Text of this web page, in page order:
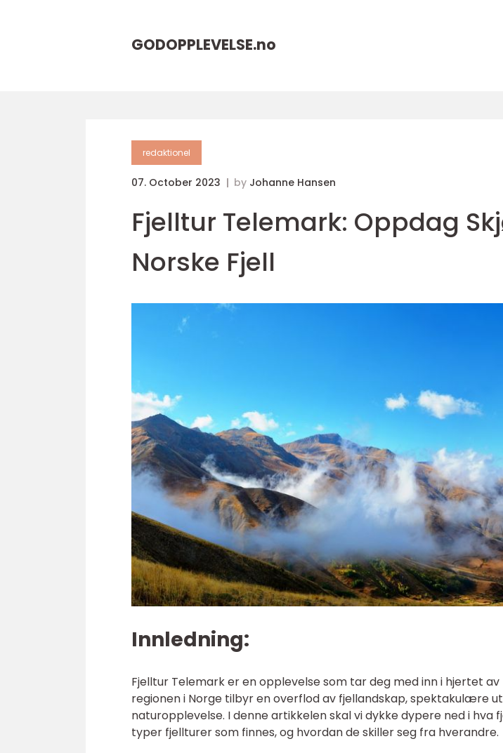
GODOPPLEVELSE.no
redaktionel
07. October 2023 by Johanne Hansen
Fjelltur Telemark: Oppdag
Norske Fjell
Innledning:
Fjelltur Telemark er en opplevelse som tar deg med inn i hjertet av
regionen i Norge tilbyr en overflod av fjellandskap, spektakulære
naturopplevelse. I denne artikkelen skal vi dykke dypere ned i hva
typer fjellturer som finnes, og hvordan de skiller seg fra hverandre.